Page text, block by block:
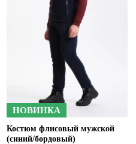
Ханты-Мансийский автономный округ (3)
Челябинская область (2)
Ямало-Ненецкий автономный округ (1)
Ярославская область (1)
НОВИНКА
Костюм флисовый мужской
(синий/бордовый)